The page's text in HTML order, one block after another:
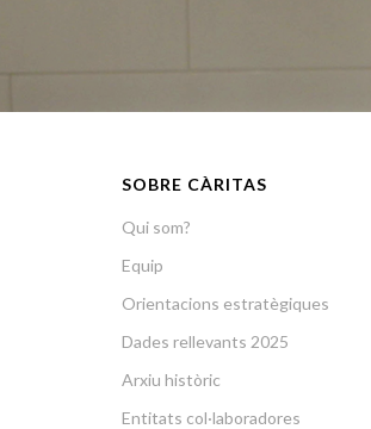
SOBRE CÀRITAS
Qui som?
Equip
Orientacions estratègiques
Dades rellevants 2025
Arxiu històric
Entitats col·laboradores